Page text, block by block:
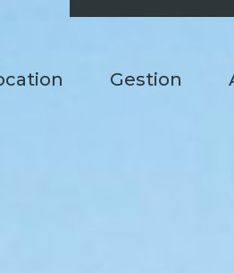
gestion